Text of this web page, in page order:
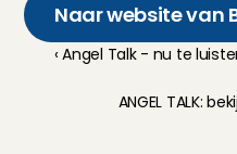
Naar website van
‹ Angel Talk - nu te
ANGEL TALK: